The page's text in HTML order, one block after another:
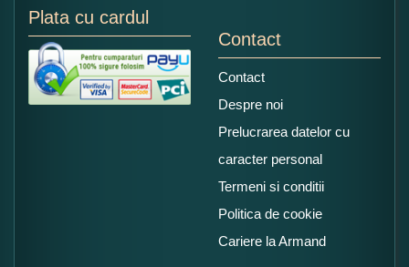
Plata cu cardul
Contact
Contact
Despre noi
Prelucrarea datelor cu
caracter personal
Termeni si conditii
Politica de cookie
Cariere la Armand